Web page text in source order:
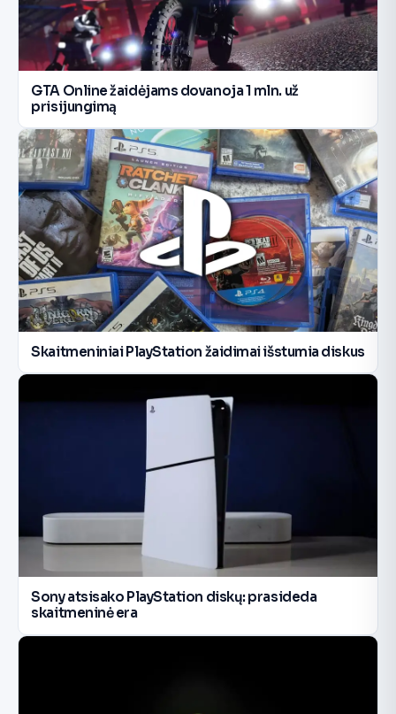
GTA Online žaidėjams dovanoja 1 mln. už
prisijungimą
Skaitmeniniai PlayStation žaidimai išstumia diskus
Sony atsisako PlayStation diskų: prasideda
skaitmeninė era